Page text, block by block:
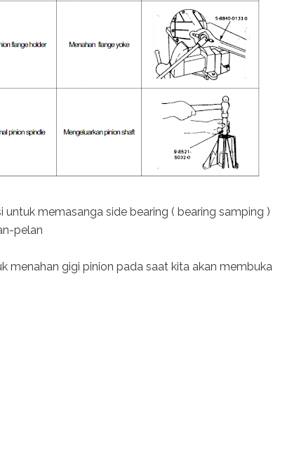
untuk memasanga side bearing ( bearing samping )
pelan
menahan gigi pinion pada saat kita akan membuka